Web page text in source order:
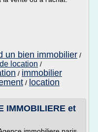
un bien immobilier /
location /
/ immobilier
/ location
IMMOBILIERE et